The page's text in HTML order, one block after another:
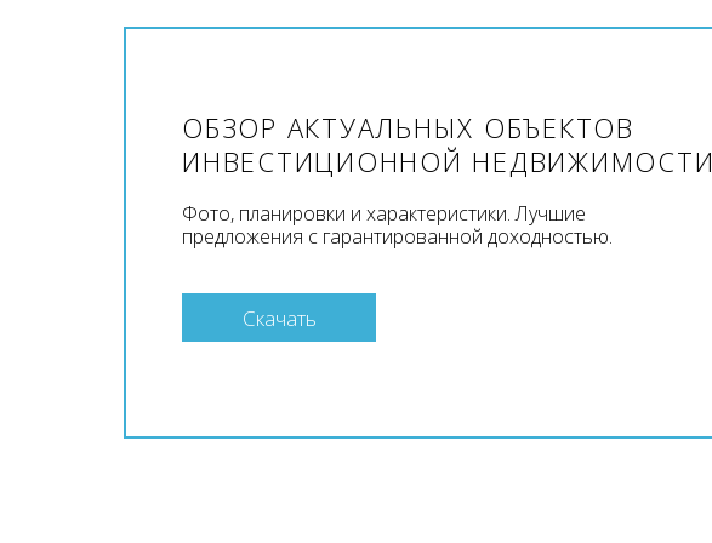
ОБЗОР АКТУАЛЬНЫХ ОБЪЕКТОВ
ИНВЕСТИЦИОННОЙ НЕДВИЖИМОСТИ
Фото, планировки и характеристики. Лучшие
предложения с гарантированной доходностью.
Скачать